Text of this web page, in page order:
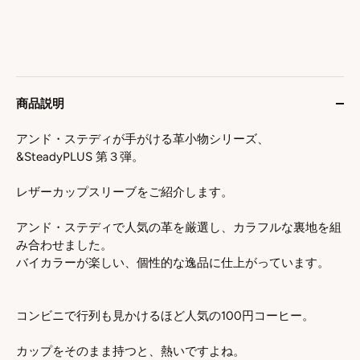
商品説明
アンド・ステディが手がける革小物シリーズ、
&SteadyPLUS 第３弾。
レザーカップスリーブをご紹介します。
アンド・ステディで人気の革を厳選し、カラフルな裏地を組
み合わせました。
バイカラーが楽しい、個性的な逸品に仕上がっています。
コンビニで行列も見かけるほど人気の100円コーヒー。
カップをそのまま持つと、熱いですよね。